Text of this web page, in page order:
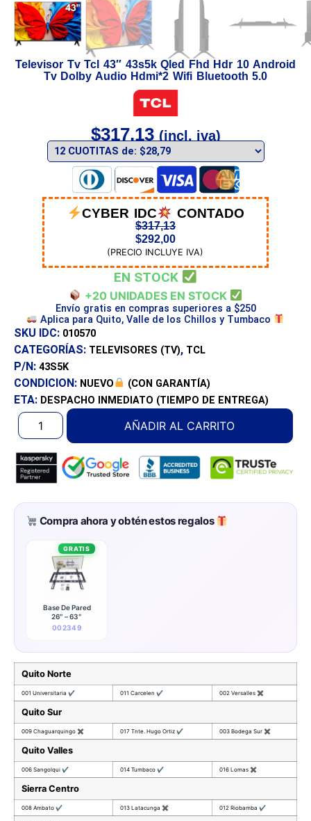
Televisor Tv Tcl 43″ 43s5k Qled Fhd Hdr 10 Android
Tv Dolby Audio Hdmi*2 Wifi Bluetooth 5.0
$317,13 (incl. iva)
CYBER IDC CONTADO
$317,13
$292,00
(PRECIO INCLUYE IVA)
EN STOCK
+20 UNIDADES EN STOCK
Envío gratis en compras superiores a $250
Aplica para Quito, Valle de los Chillos y Tumbaco
SKU IDC: 010570
CATEGORÍAS: TELEVISORES (TV), TCL
P/N: 43S5K
CONDICION: NUEVO (CON GARANTÍA)
ETA: DESPACHO INMEDIATO (TIEMPO DE ENTREGA)
AÑADIR AL CARRITO
Compra ahora y obtén estos regalos
GRATIS
Base De Pared
26″ – 63″
002349
Quito Norte
001 Universitaria ✔ 011 Carcelen ✔ 002 Versalles ✖
Quito Sur
009 Chaguarquingo ✖ 017 Tnte. Hugo Ortiz ✔ 003 Bodega Sur ✖
Quito Valles
006 Sangolqui ✔ 014 Tumbaco ✔ 016 Lomas ✖
Sierra Centro
008 Ambato ✔ 013 Latacunga ✖ 012 Riobamba ✔